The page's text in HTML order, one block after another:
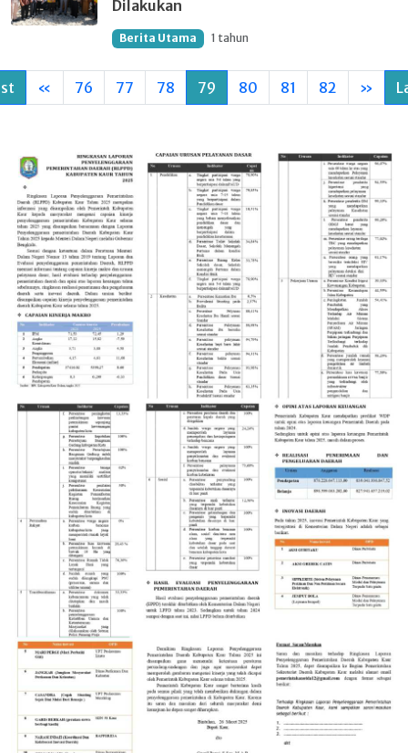
Dilakukan
Berita Utama 1 tahun
« 76 77 78 79 80 81 82 »